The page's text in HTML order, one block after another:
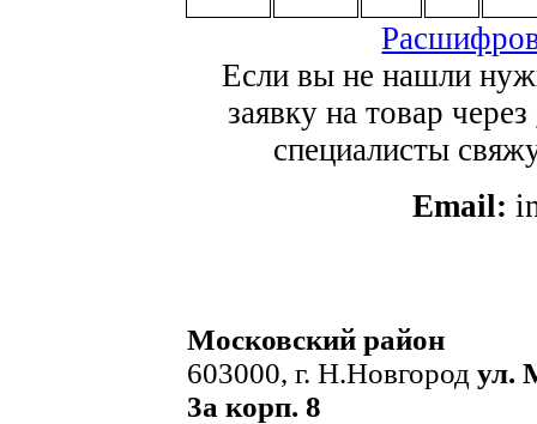
Если вы не нашли
заявку на товар через
специалисты
Email:
Московский район
603000, г. Н.Новгород ул.
3а корп. 8